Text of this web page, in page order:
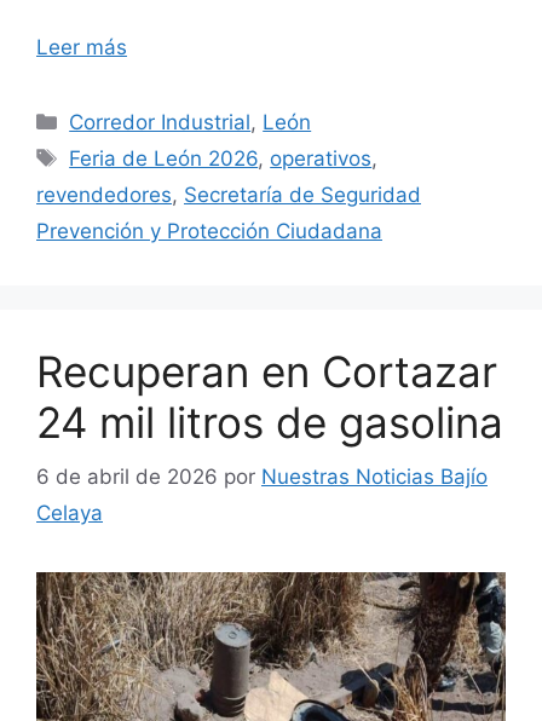
Leer más
Categorías
Corredor Industrial, León
Etiquetas
Feria de León 2026, operativos,
revendedores, Secretaría de Seguridad
Prevención y Protección Ciudadana
Recuperan en Cortazar
24 mil litros de gasolina
6 de abril de 2026 por Nuestras Noticias Bajío
Celaya